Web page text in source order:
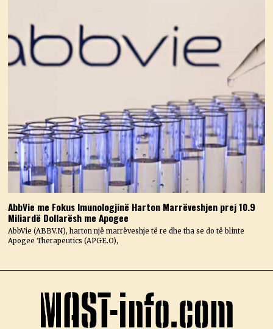
AbbVie me Fokus Imunologjinë Harton Marrëveshjen prej 10.9
Miliardë Dollarësh me Apogee
AbbVie (ABBV.N), harton një marrëveshje të re dhe tha se do të blinte
Apogee Therapeutics (APGE.O),